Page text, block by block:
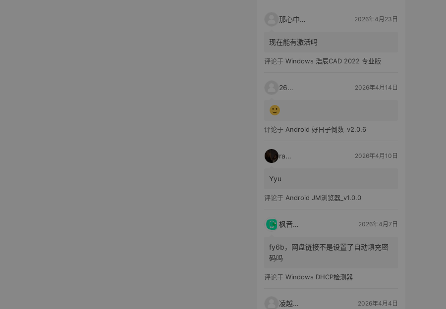
那心中的话 2026年4月23日
现在能有激活吗
评论于 Windows 浩辰CAD 2022 专业版
2603 2026年4月14日
评论于 Android 好日子倒数_v2.0.6
raka 2026年4月10日
Yyu
评论于 Android JM浏览器_v1.0.0
枫音应用 2026年4月7日
fy6b，网盘链接不是设置了自动填充密
码吗
评论于 Windows DHCP检测器
凌越电子 2026年4月4日